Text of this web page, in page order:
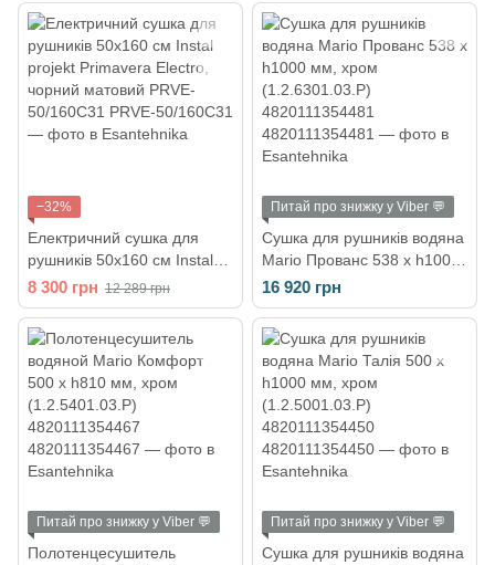
50/150C01
−32%
Електричний сушка для
рушників 50х160 см Instal
projekt Primavera Electro,
чорний матовий PRVE-
50/160C31
8 300 грн 12 289 грн
Питай про знижку у Viber 💬
Сушка для рушників водяна
Mario Прованс 538 х h1000
мм, хром (1.2.6301.03.Р)
4820111354481
16 920 грн
Питай про знижку у Viber 💬
Полотенцесушитель
Питай про знижку у Viber 💬
Сушка для рушників водяна